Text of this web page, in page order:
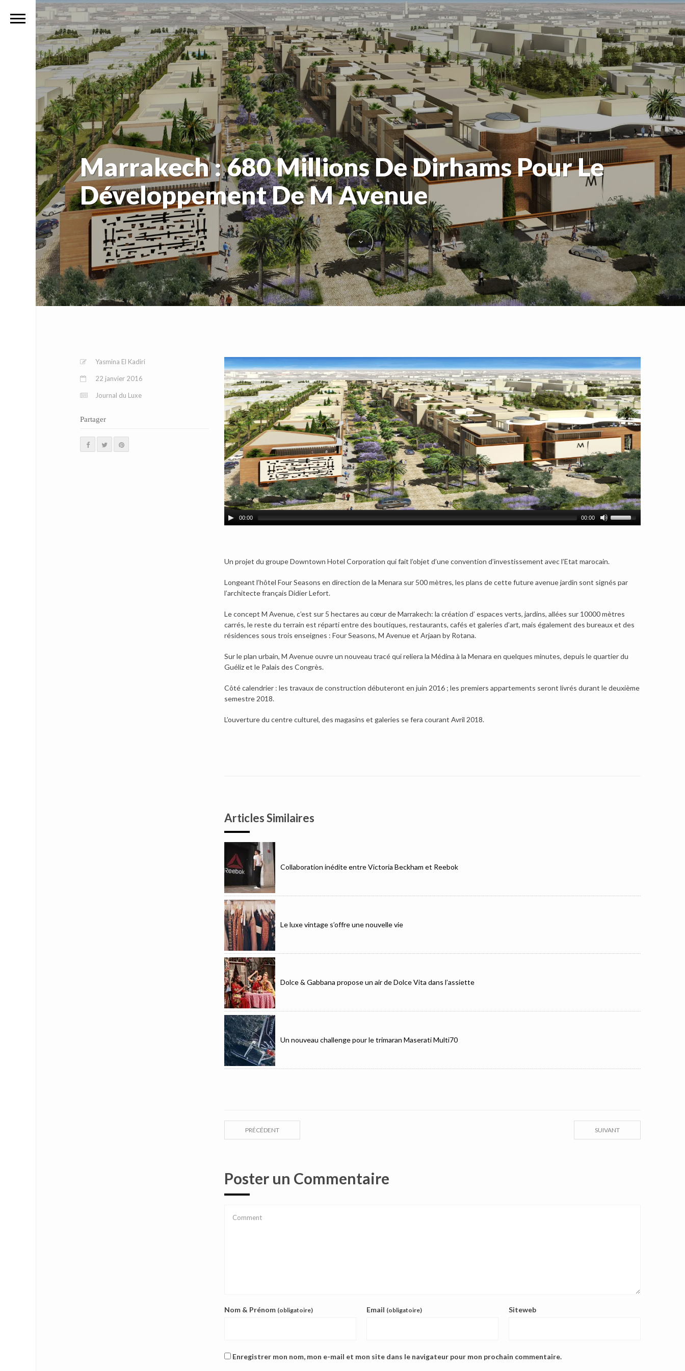
Marrakech : 680 Millions De Dirhams Pour Le
Développement De M Avenue
Yasmina El Kadiri
22 janvier 2016
Journal du Luxe
Partager
00:00 00:00
Un projet du groupe Downtown Hotel Corporation qui fait l’objet d’une convention d’investissement avec l’Etat marocain.
Longeant l’hôtel Four Seasons en direction de la Menara sur 500 mètres, les plans de cette future avenue jardin sont signés par
l’architecte français Didier Lefort.
Le concept M Avenue, c’est sur 5 hectares au cœur de Marrakech: la création d’ espaces verts, jardins, allées sur 10000 mètres
carrés, le reste du terrain est réparti entre des boutiques, restaurants, cafés et galeries d’art, mais également des bureaux et des
résidences sous trois enseignes : Four Seasons, M Avenue et Arjaan by Rotana.
Sur le plan urbain, M Avenue ouvre un nouveau tracé qui reliera la Médina à la Menara en quelques minutes, depuis le quartier du
Guéliz et le Palais des Congrès.
Côté calendrier : les travaux de construction débuteront en juin 2016 ; les premiers appartements seront livrés durant le deuxième
semestre 2018.
L’ouverture du centre culturel, des magasins et galeries se fera courant Avril 2018.
Articles Similaires
Collaboration inédite entre Victoria Beckham et Reebok
Le luxe vintage s’offre une nouvelle vie
Dolce & Gabbana propose un air de Dolce Vita dans l’assiette
Un nouveau challenge pour le trimaran Maserati Multi70
SUIVANT
PRÉCÉDENT
Poster un Commentaire
Nom & Prénom (obligatoire) Email (obligatoire) Siteweb
Enregistrer mon nom, mon e-mail et mon site dans le navigateur pour mon prochain commentaire.